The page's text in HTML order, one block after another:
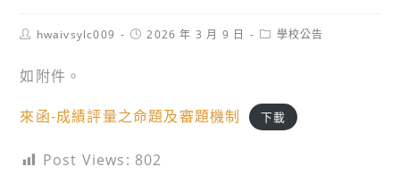
Posthwaivsylc009
Post2026 年 3 月 9 日
Post學校公告
如附件。
來函-成績評量之命題及審題機制 下載
Post Views: 802